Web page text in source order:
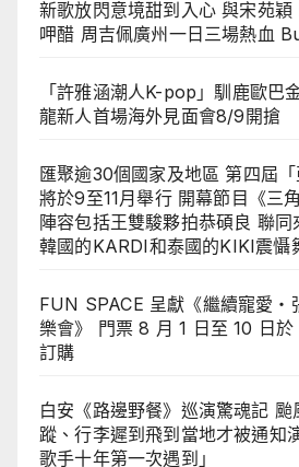
新歌放閃意境甜到入心 與宋苑
呷醋 周吉佩廣州一日三場熱血
「許雅涵潮人K-pop」馴鹿歐巴
龍新人首場海外見面會8/9開搶
匯聚逾30個國家及地區 第四屆
將於9至11月舉行 開幕節目《三
陣容包括王雙駿夥拍恭碩良 聯同
韓國的KARDI和泰國的KIKI震懾
FUN SPACE 呈獻《繼續寵愛
樂會》 門票 8 月 1 日至 10 日
訂購
白安《路邊野餐》巡演驚魂記 颱
蹤、行李遲到飛到當地才被通知
歌手十年第一次遇到」